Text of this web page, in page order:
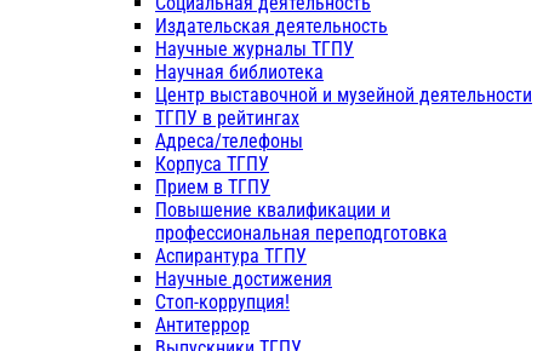
Издательская деятельность
Научные журналы ТГПУ
Научная библиотека
Центр выставочной и музейной деятельности
ТГПУ в рейтингах
Адреса/телефоны
Корпуса ТГПУ
Прием в ТГПУ
Повышение квалификации и
профессиональная переподготовка
Аспирантура ТГПУ
Научные достижения
Стоп-коррупция!
Антитеррор